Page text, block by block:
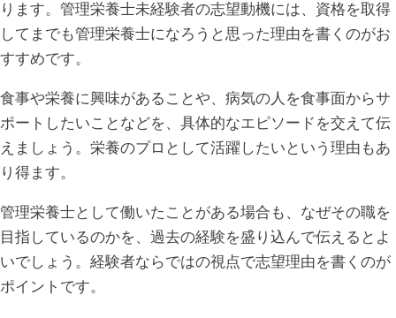
ります。管理栄養士未経験者の志望動機には、資格を取得
してまでも管理栄養士になろうと思った理由を書くのがお
すすめです。
食事や栄養に興味があることや、病気の人を食事面からサ
ポートしたいことなどを、具体的なエピソードを交えて伝
えましょう。栄養のプロとして活躍したいという理由もあ
り得ます。
管理栄養士として働いたことがある場合も、なぜその職を
目指しているのかを、過去の経験を盛り込んで伝えるとよ
いでしょう。経験者ならではの視点で志望理由を書くのが
ポイントです。